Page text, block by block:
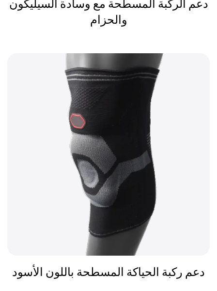
دعم الركبة المسطحة مع وسادة السيليكون
والحزام
دعم ركبة الحياكة المسطحة باللون الأسود